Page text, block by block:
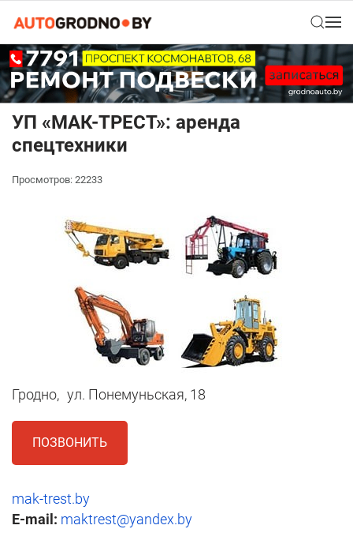
УП «МАК-ТРЕСТ»: аренда
спецтехники
Просмотров: 22233
Гродно, ул. Понемуньская, 18
ПОЗВОНИТЬ
mak-trest.by
E-mail: maktrest@yandex.by